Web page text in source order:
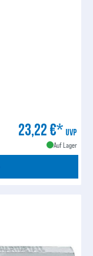
23,22 €* UVP
Auf Lager